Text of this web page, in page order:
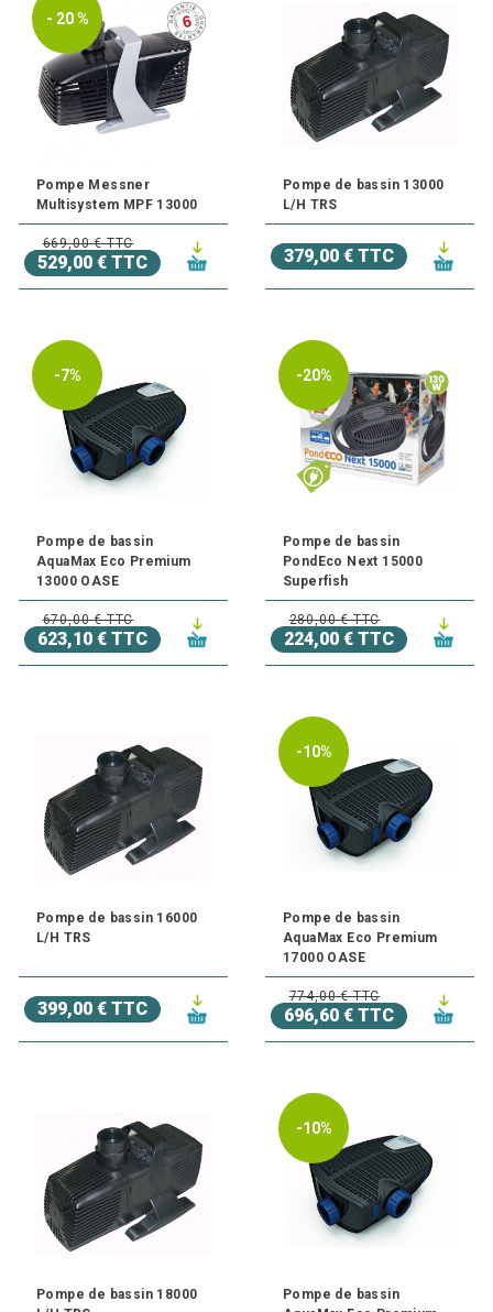
- 20 %
Pompe Messner
Multisystem MPF 13000
669,00 € TTC
529,00 € TTC
Pompe de bassin 13000
L/H TRS
379,00 € TTC
-7%
Pompe de bassin
AquaMax Eco Premium
13000 OASE
670,00 € TTC
623,10 € TTC
-20%
Pompe de bassin
PondEco Next 15000
Superfish
280,00 € TTC
224,00 € TTC
Pompe de bassin 16000
L/H TRS
399,00 € TTC
-10%
Pompe de bassin
AquaMax Eco Premium
17000 OASE
774,00 € TTC
696,60 € TTC
Pompe de bassin 18000
-10%
Pompe de bassin